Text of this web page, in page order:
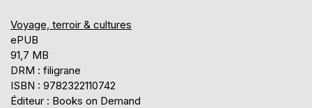
Voyage, terroir & cultures
ePUB
91,7 MB
DRM : filigrane
ISBN : 9782322110742
Éditeur : Books on Demand